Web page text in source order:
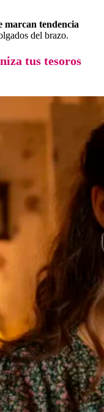
marcan tendencia
del brazo.
tus tesoros